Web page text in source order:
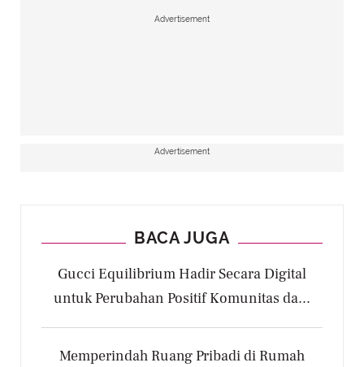
Advertisement
Advertisement
BACA JUGA
Gucci Equilibrium Hadir Secara Digital
untuk Perubahan Positif Komunitas da...
Memperindah Ruang Pribadi di Rumah